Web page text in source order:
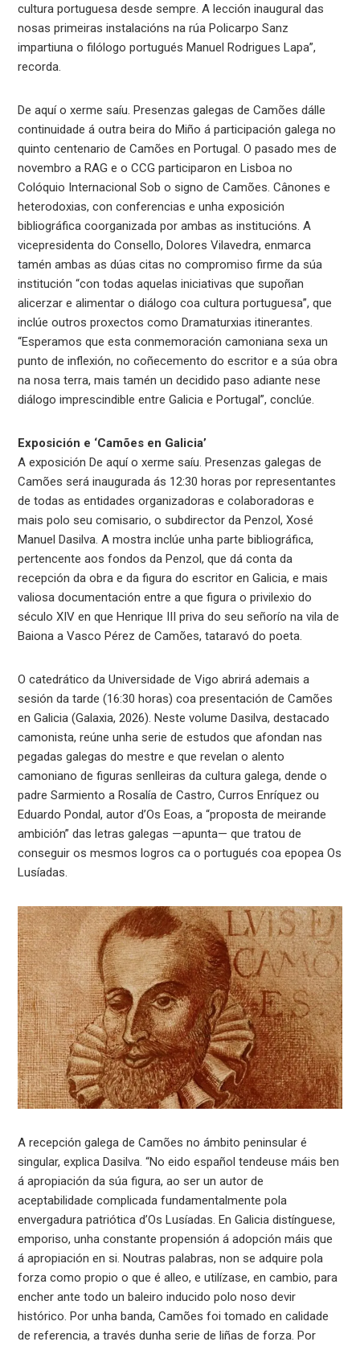
cultura portuguesa desde sempre. A lección inaugural das
nosas primeiras instalacións na rúa Policarpo Sanz
impartiuna o filólogo portugués Manuel Rodrigues Lapa”,
recorda.
De aquí o xerme saíu. Presenzas galegas de Camões dálle
continuidade á outra beira do Miño á participación galega no
quinto centenario de Camões en Portugal. O pasado mes de
novembro a RAG e o CCG participaron en Lisboa no
Colóquio Internacional Sob o signo de Camões. Cânones e
heterodoxias, con conferencias e unha exposición
bibliográfica coorganizada por ambas as institucións. A
vicepresidenta do Consello, Dolores Vilavedra, enmarca
tamén ambas as dúas citas no compromiso firme da súa
institución “con todas aquelas iniciativas que supoñan
alicerzar e alimentar o diálogo coa cultura portuguesa”, que
inclúe outros proxectos como Dramaturxias itinerantes.
“Esperamos que esta conmemoración camoniana sexa un
punto de inflexión, no coñecemento do escritor e a súa obra
na nosa terra, mais tamén un decidido paso adiante nese
diálogo imprescindible entre Galicia e Portugal”, conclúe.
Exposición e ‘Camões en Galicia’
A exposición De aquí o xerme saíu. Presenzas galegas de
Camões será inaugurada ás 12:30 horas por representantes
de todas as entidades organizadoras e colaboradoras e
mais polo seu comisario, o subdirector da Penzol, Xosé
Manuel Dasilva. A mostra inclúe unha parte bibliográfica,
pertencente aos fondos da Penzol, que dá conta da
recepción da obra e da figura do escritor en Galicia, e mais
valiosa documentación entre a que figura o privilexio do
século XIV en que Henrique III priva do seu señorío na vila de
Baiona a Vasco Pérez de Camões, tataravó do poeta.
O catedrático da Universidade de Vigo abrirá ademais a
sesión da tarde (16:30 horas) coa presentación de Camões
en Galicia (Galaxia, 2026). Neste volume Dasilva, destacado
camonista, reúne unha serie de estudos que afondan nas
pegadas galegas do mestre e que revelan o alento
camoniano de figuras senlleiras da cultura galega, dende o
padre Sarmiento a Rosalía de Castro, Curros Enríquez ou
Eduardo Pondal, autor d’Os Eoas, a “proposta de meirande
ambición” das letras galegas —apunta— que tratou de
conseguir os mesmos logros ca o portugués coa epopea Os
Lusíadas.
A recepción galega de Camões no ámbito peninsular é
singular, explica Dasilva. “No eido español tendeuse máis ben
á apropiación da súa figura, ao ser un autor de
aceptabilidade complicada fundamentalmente pola
envergadura patriótica d’Os Lusíadas. En Galicia distínguese,
emporiso, unha constante propensión á adopción máis que
á apropiación en si. Noutras palabras, non se adquire pola
forza como propio o que é alleo, e utilízase, en cambio, para
encher ante todo un baleiro inducido polo noso devir
histórico. Por unha banda, Camões foi tomado en calidade
de referencia, a través dunha serie de liñas de forza. Por